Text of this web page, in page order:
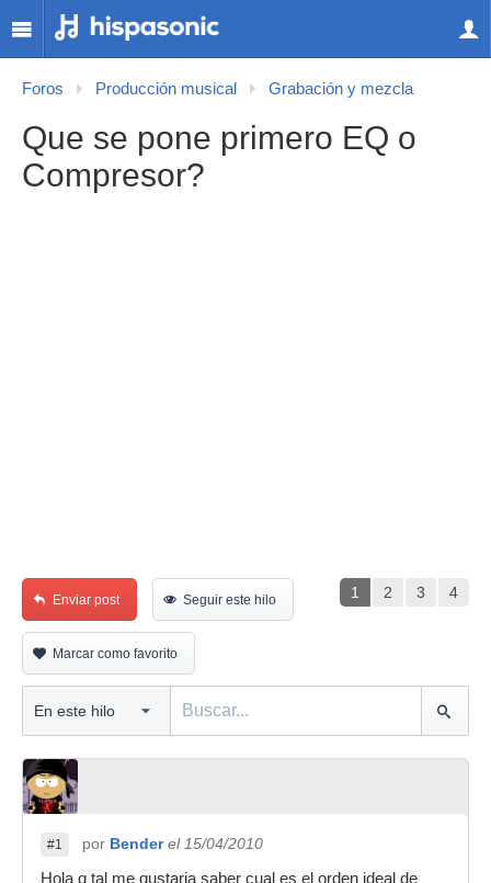
Foros Producción musical Grabación y mezcla
Que se pone primero EQ o
Compresor?
1 2 3 4
Enviar post Seguir este hilo
Marcar como favorito
#1 por Bender el 15/04/2010
Hola q tal me gustaria saber cual es el orden ideal de